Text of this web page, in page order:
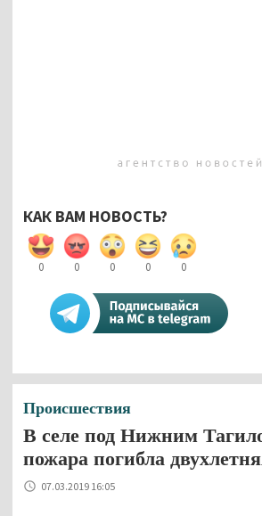
КАК ВАМ НОВОСТЬ?
0 0 0 0 0
Происшествия
В селе под Нижним
пожара погибла
07.03.2019 16:05